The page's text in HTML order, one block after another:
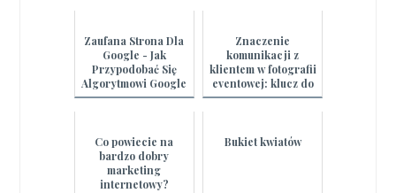
Zaufana Strona Dla
Google - Jak
Przypodobać Się
Algorytmowi Google
Znaczenie
komunikacji z
klientem w fotografii
eventowej: klucz do
sukcesu
Co powiecie na
bardzo dobry
marketing
internetowy?
Bukiet kwiatów